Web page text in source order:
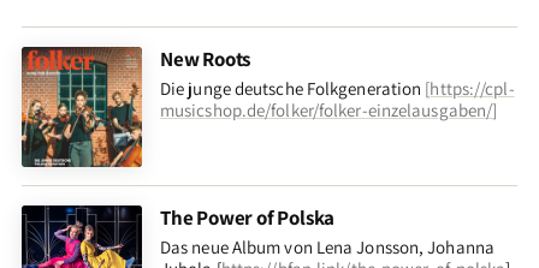
New Roots
Die junge deutsche Folkgeneration [https://cpl-
musicshop.de/folker/folker-einzelausgaben/]
The Power of Polska
Das neue Album von Lena Jonsson, Johanna